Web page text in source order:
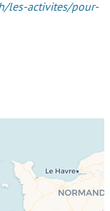
les-activites/pour-